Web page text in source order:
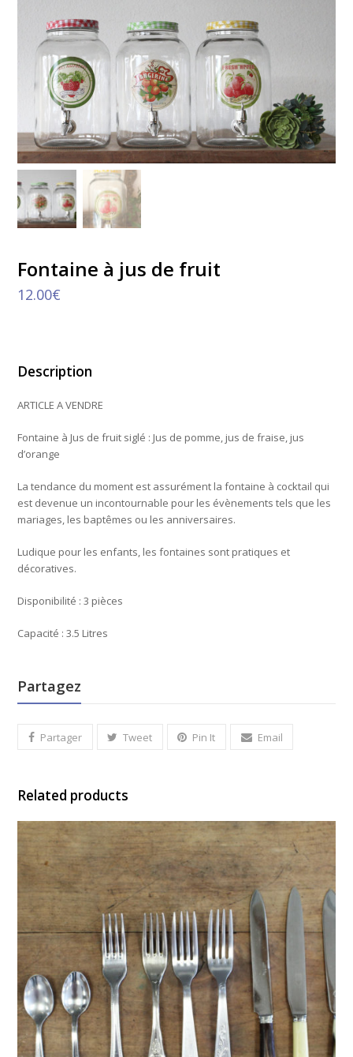
Fontaine à jus de fruit
12.00€
Description
ARTICLE A VENDRE
Fontaine à Jus de fruit siglé : Jus de pomme, jus de fraise, jus
d’orange
La tendance du moment est assurément la fontaine à cocktail qui
est devenue un incontournable pour les évènements tels que les
mariages, les baptêmes ou les anniversaires.
Ludique pour les enfants, les fontaines sont pratiques et
décoratives.
Disponibilité : 3 pièces
Capacité : 3.5 Litres
Partagez
Partager Tweet Pin It Email
Related products